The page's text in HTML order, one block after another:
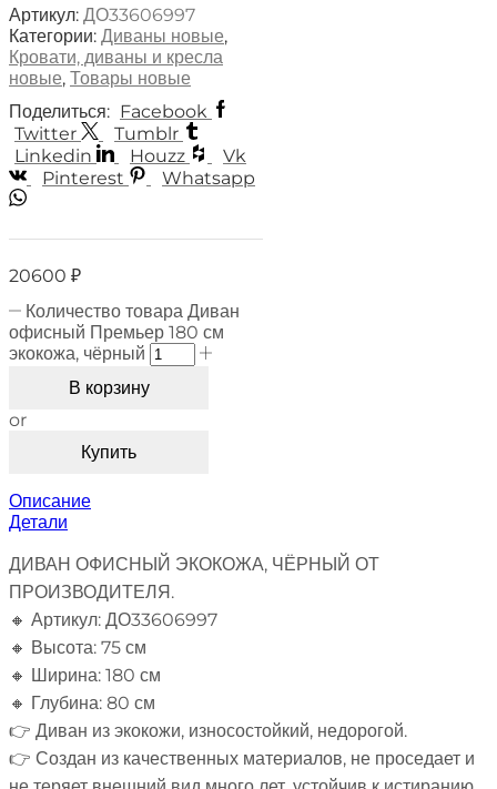
Артикул: ДО33606997
Категории: Диваны новые,
Кровати, диваны и кресла
новые, Товары новые
Поделиться: Facebook
Twitter
Tumblr
Linkedin
Houzz
Vk
Pinterest
Whatsapp
20600 ₽
Количество товара Диван
офисный Премьер 180 см
экокожа, чёрный
В корзину
or
Купить
Описание
Детали
ДИВАН ОФИСНЫЙ ЭКОКОЖА, ЧЁРНЫЙ ОТ
ПРОИЗВОДИТЕЛЯ.
🔸 Артикул: ДО33606997
🔸 Высота: 75 см
🔸 Ширина: 180 см
🔸 Глубина: 80 см
👉 Диван из экокожи, износостойкий, недорогой.
👉 Создан из качественных материалов, не проседает и